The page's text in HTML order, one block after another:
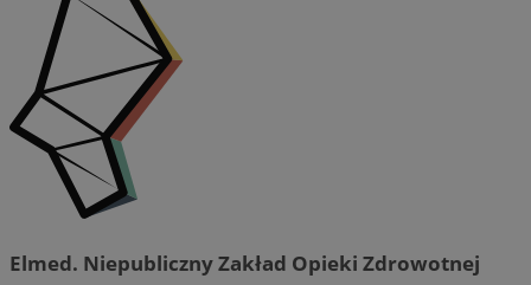
Elmed. Niepubliczny Zakład Opieki Zdrowotnej